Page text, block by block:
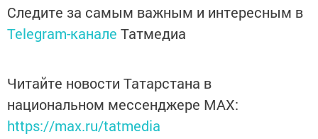
Следите за самым важным и интересным в
Telegram-канале Татмедиа
Читайте новости Татарстана в
национальном мессенджере MАХ:
https://max.ru/tatmedia